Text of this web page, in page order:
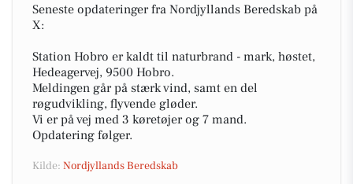
Seneste opdateringer fra Nordjyllands Beredskab på
X:
Station Hobro er kaldt til naturbrand - mark, høstet,
Hedeagervej, 9500 Hobro.
Meldingen går på stærk vind, samt en del
røgudvikling, flyvende gløder.
Vi er på vej med 3 køretøjer og 7 mand.
Opdatering følger.
Kilde: Nordjyllands Beredskab